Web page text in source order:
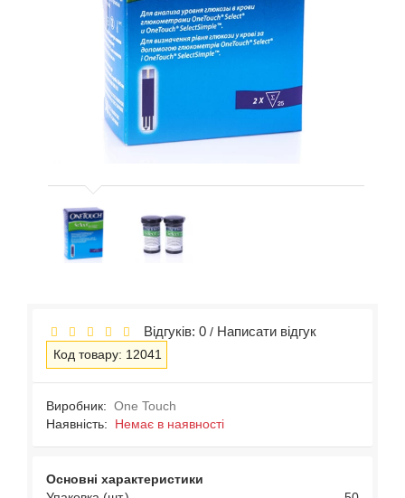
Відгуків: 0 / Написати відгук
Код товару: 12041
Виробник: One Touch
Наявність: Немає в наявності
Основні характеристики